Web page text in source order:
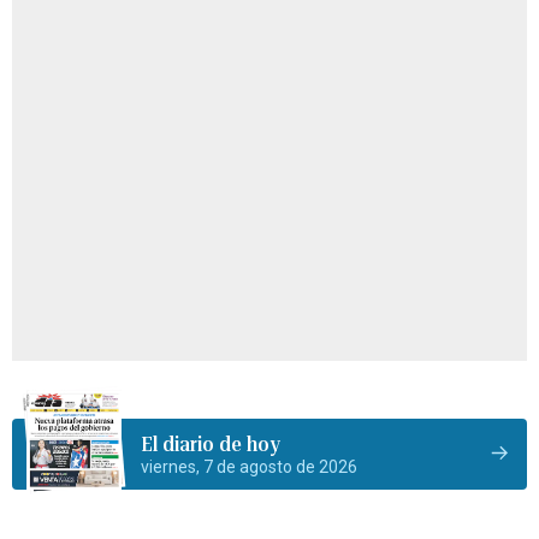
El diario de hoy
viernes, 7 de agosto de 2026